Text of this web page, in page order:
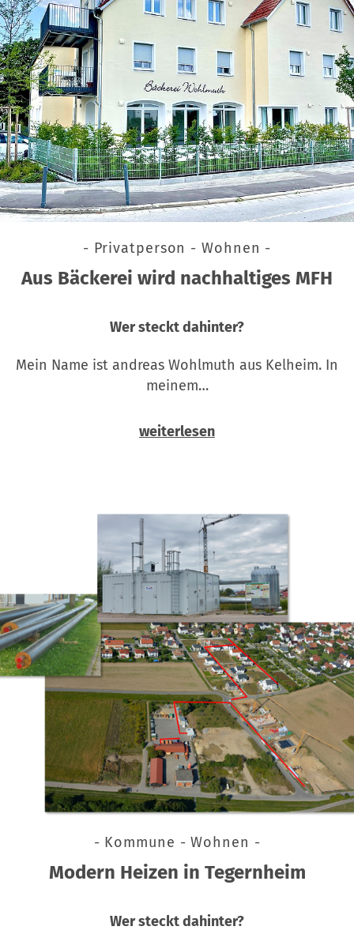
- Privatperson - Wohnen -
Aus Bäckerei wird nachhaltiges MFH
Wer steckt dahinter?
Mein Name ist andreas Wohlmuth aus Kelheim. In
meinem…
weiterlesen
- Kommune - Wohnen -
Modern Heizen in Tegernheim
Wer steckt dahinter?